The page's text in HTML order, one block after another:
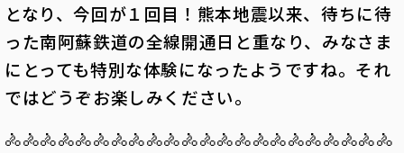
となり、今回が１回目！熊本地震以来、待ちに待
った南阿蘇鉄道の全線開通日と重なり、みなさま
にとっても特別な体験になったようですね。それ
ではどうぞお楽しみください。
🚴🚴🚴🚴🚴🚴🚴🚴🚴🚴🚴🚴🚴🚴🚴🚴🚴🚴🚴🚴🚴🚴